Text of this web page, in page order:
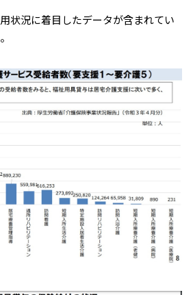
状況に着目したデータが含まれてい